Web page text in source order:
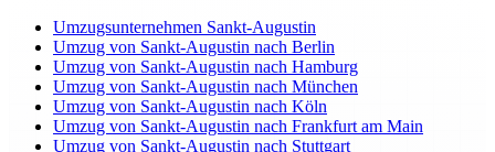
Umzugsunternehmen Sankt-Augustin
Umzug von Sankt-Augustin nach Berlin
Umzug von Sankt-Augustin nach Hamburg
Umzug von Sankt-Augustin nach München
Umzug von Sankt-Augustin nach Köln
Umzug von Sankt-Augustin nach Frankfurt am Main
Umzug von Sankt-Augustin nach Stuttgart